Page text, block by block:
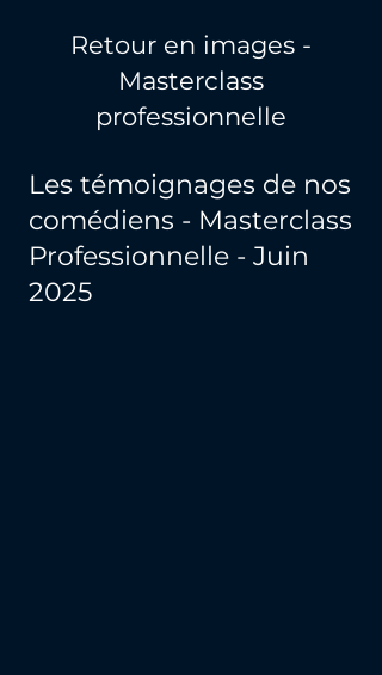
Retour en images -
Masterclass
professionnelle
Les témoignages de nos
comédiens - Masterclass
Professionnelle - Juin
2025